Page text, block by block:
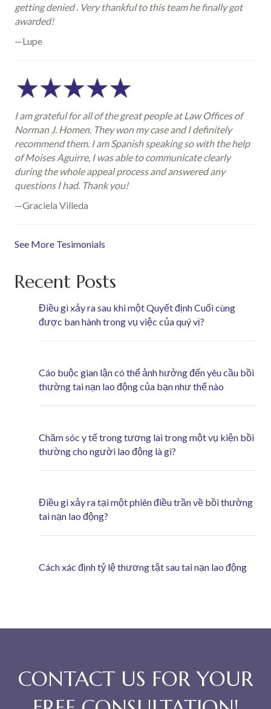
getting denied . Very thankful to this team he finally got
awarded!
—Lupe
I am grateful for all of the great people at Law Offices of
Norman J. Homen. They won my case and I definitely
recommend them. I am Spanish speaking so with the help
of Moises Aguirre, I was able to communicate clearly
during the whole appeal process and answered any
questions I had. Thank you!
—Graciela Villeda
See More Tesimonials
Recent Posts
Điều gì xảy ra sau khi một Quyết định Cuối cùng
được ban hành trong vụ việc của quý vị?
Cáo buộc gian lận có thể ảnh hưởng đến yêu cầu bồi
thường tai nạn lao động của bạn như thế nào
Chăm sóc y tế trong tương lai trong một vụ kiện bồi
thường cho người lao động là gì?
Điều gì xảy ra tại một phiên điều trần về bồi thường
tai nạn lao động?
Cách xác định tỷ lệ thương tật sau tai nạn lao động
CONTACT US FOR YOUR